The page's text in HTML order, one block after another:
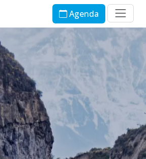
Agenda